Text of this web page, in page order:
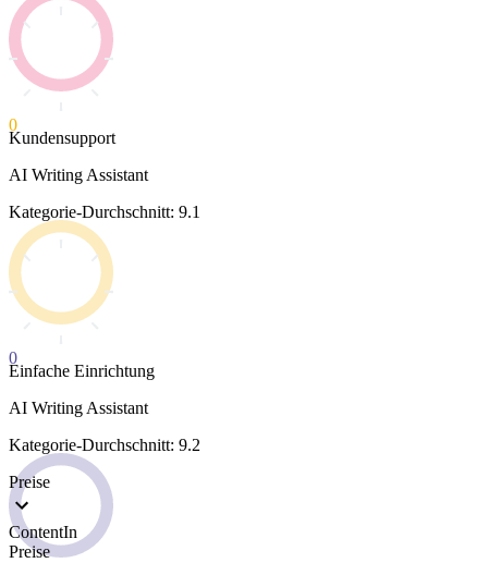
0
Kundensupport
AI Writing Assistant
Kategorie-Durchschnitt: 9.1
0
Einfache Einrichtung
AI Writing Assistant
Kategorie-Durchschnitt: 9.2
Preise
ContentIn
Preise